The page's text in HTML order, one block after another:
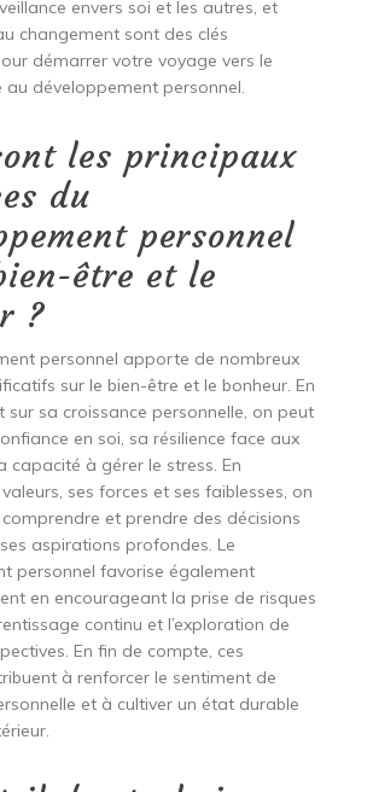
envers soi et les autres, et
changement sont des clés
démarrer votre voyage vers le
au développement personnel.
les principaux
du
personnel
être et le
?
personnel apporte de nombreux
sur le bien-être et le bonheur. En
sur sa croissance personnelle, on peut
en soi, sa résilience face aux
capacité à gérer le stress. En
ses forces et ses faiblesses, on
et prendre des décisions
aspirations profondes. Le
personnel favorise également
en encourageant la prise de risques
continu et l’exploration de
En fin de compte, ces
à renforcer le sentiment de
et à cultiver un état durable